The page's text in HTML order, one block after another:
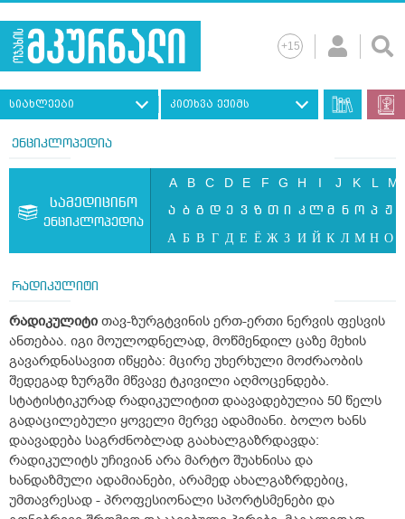
სიახლეები კითხვა ექიმს
ენციკლოპედია
სამედიცინო
ენციკლოპედია
A B C D E F G H I J K L M
ა ბ გ დ ე ვ ზ თ ი კ ლ მ ნ ო პ ჟ
А Б В Г Д Е Ё Ж З И Й К Л М Н О
რადიკულიტი
რადიკულიტი თავ-ზურგტვინის ერთ-ერთი ნერვის ფესვის
ანთებაა. იგი მოულოდნელად, მოწმენდილ ცაზე მეხის
გავარდნასავით იწყება: მცირე უხერხული მოძრაობის
შედეგად ზურგში მწვავე ტკივილი აღმოცენდება.
სტატისტიკურად რადიკულიტით დაავადებულია 50 წელს
გადაცილებული ყოველი მერვე ადამიანი. ბოლო ხანს
დაავადება საგრძნობლად გაახალგაზრდავდა:
რადიკულიტს უჩივიან არა მარტო შუახნისა და
ხანდაზმული ადამიანები, არამედ ახალგაზრდებიც,
უმთავრესად - პროფესიონალი სპორტსმენები და